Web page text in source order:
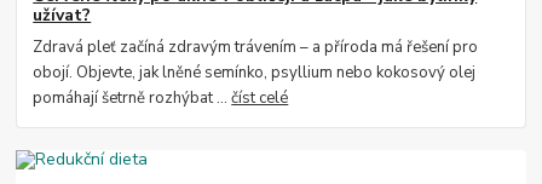
užívat?
Zdravá pleť začíná zdravým trávením – a příroda má řešení pro
obojí. Objevte, jak lněné semínko, psyllium nebo kokosový olej
pomáhají šetrně rozhýbat ...číst celé